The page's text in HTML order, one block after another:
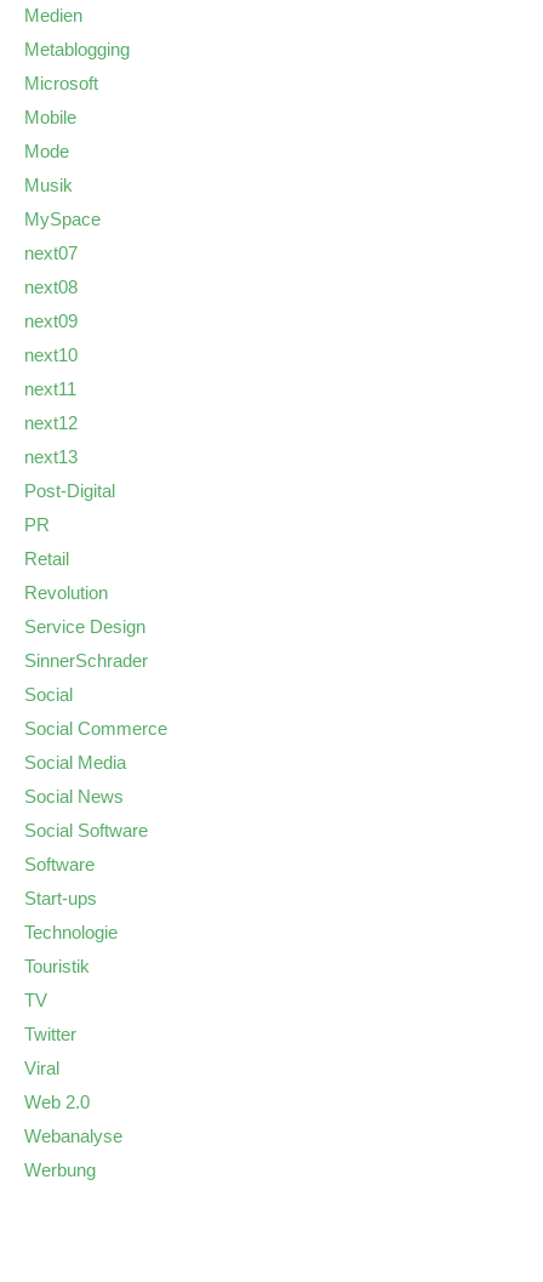
Medien
Metablogging
Microsoft
Mobile
Mode
Musik
MySpace
next07
next08
next09
next10
next11
next12
next13
Post-Digital
PR
Retail
Revolution
Service Design
SinnerSchrader
Social
Social Commerce
Social Media
Social News
Social Software
Software
Start-ups
Technologie
Touristik
TV
Twitter
Viral
Web 2.0
Webanalyse
Werbung